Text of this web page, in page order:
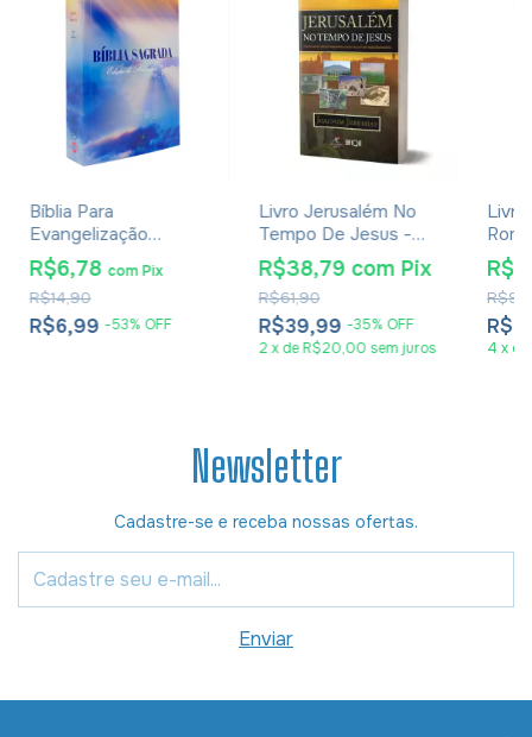
Bíblia Para
Evangelização
Pequena - RC Edição
De Promessas
R$6,99 -53% OFF
R$14,90
R$6,78 com Pix
Livro Jerusalém No
Tempo De Jesus -
Joachim Jeremias -
Impressão 2024
R$39,99 -35% OFF
R$61,90
R$38,79 com Pix
2 xdeR$20,00 sem juros 4 x de
Newsletter
Cadastre-se e receba nossas ofertas.